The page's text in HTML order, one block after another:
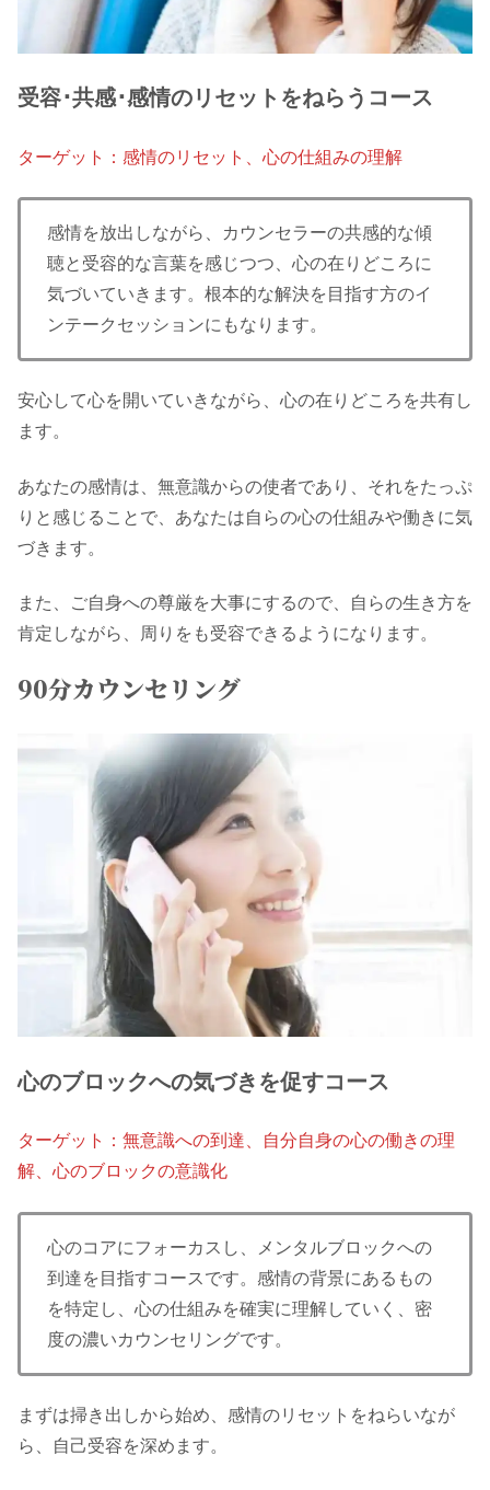
受容･共感･感情のリセットをねらうコース
ターゲット：感情のリセット、心の仕組みの理解
​感情を放出しながら、カウンセラーの共感的な傾
聴と受容的な言葉を感じつつ、心の在りどころに
気づいていきます。根本的な解決を目指す方のイ
ンテークセッションにもなります。
安心して心を開いていきながら、心の在りどころを共有し
ます。
あなたの感情は、無意識からの使者であり、それをたっぷ
りと感じることで、あなたは自らの心の仕組みや働きに気
づきます。
また、ご自身への尊厳を大事にするので、自らの生き方を
肯定しながら、周りをも受容できるようになります。
90分カウンセリング
心のブロックへの気づきを促すコース
ターゲット：無意識への到達、自分自身の心の働きの理
解、心のブロックの意識化
​心のコアにフォーカスし、メンタルブロックへの
到達を目指すコースです。感情の背景にあるもの
を特定し、心の仕組みを確実に理解していく、密
度の濃いカウンセリングです。
まずは掃き出しから始め、感情のリセットをねらいなが
ら、自己受容を深めます。